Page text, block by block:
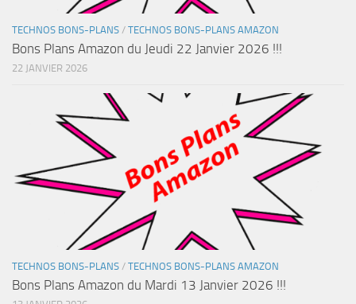
TECHNOS BONS-PLANS / TECHNOS BONS-PLANS AMAZON
Bons Plans Amazon du Jeudi 22 Janvier 2026 !!!
22 JANVIER 2026
TECHNOS BONS-PLANS / TECHNOS BONS-PLANS AMAZON
Bons Plans Amazon du Mardi 13 Janvier 2026 !!!